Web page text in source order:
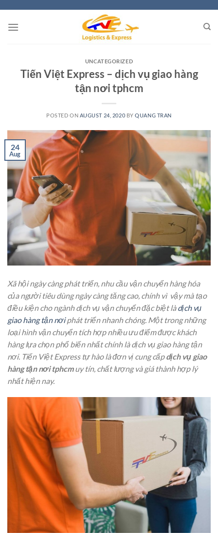
content
UNCATEGORIZED
Tiến Việt Express – dịch vụ giao hàng
tận nơi tphcm
POSTED ON AUGUST 24, 2020 BYQUANG TRAN
24
Aug
Xã hội ngày càng phát triển, nhu cầu vận chuyển hàng hóa
của người tiêu dùng ngày càng tăng cao, chính vì vậy mà tạo
điều kiện cho ngành dịch vụ vận chuyển đặc biệt làdịch vụ
giao hàng tận nơiphát triển nhanh chóng. Một trong những
loại hình vận chuyển tích hợp nhiều ưu điểm được khách
hàng lựa chọn phổ biến nhất chính là dịch vụ giao hàng tận
nơi. Tiến Việt Express tự hào là đơn vị cung cấpdịch vụ giao
hàng tận nơi tphcmuy tín, chất lượng và giá thành hợp lý
nhất hiện nay.